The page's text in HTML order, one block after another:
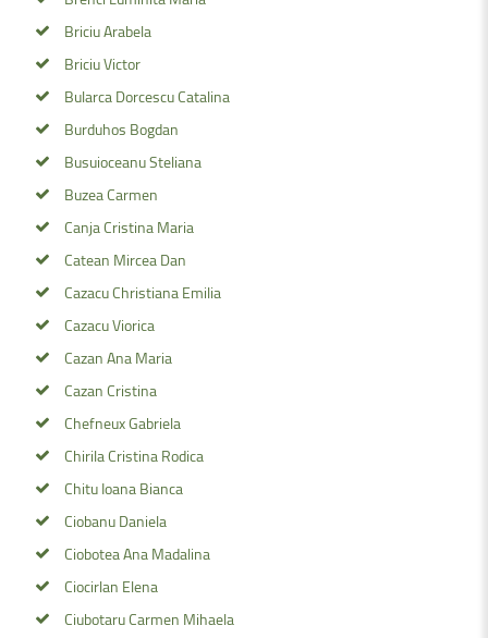
Briciu Arabela
Briciu Victor
Bularca Dorcescu Catalina
Burduhos Bogdan
Busuioceanu Steliana
Buzea Carmen
Canja Cristina Maria
Catean Mircea Dan
Cazacu Christiana Emilia
Cazacu Viorica
Cazan Ana Maria
Cazan Cristina
Chefneux Gabriela
Chirila Cristina Rodica
Chitu Ioana Bianca
Ciobanu Daniela
Ciobotea Ana Madalina
Ciocirlan Elena
Ciubotaru Carmen Mihaela